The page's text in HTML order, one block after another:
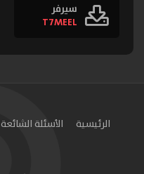
سيرفر
T7MEEL
الرئيسية الأسئلة الشائعة